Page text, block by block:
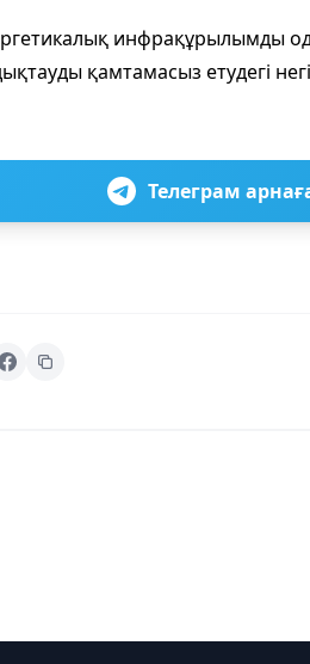
инфрақұрылымды
қамтамасыз етудегі
Телеграм